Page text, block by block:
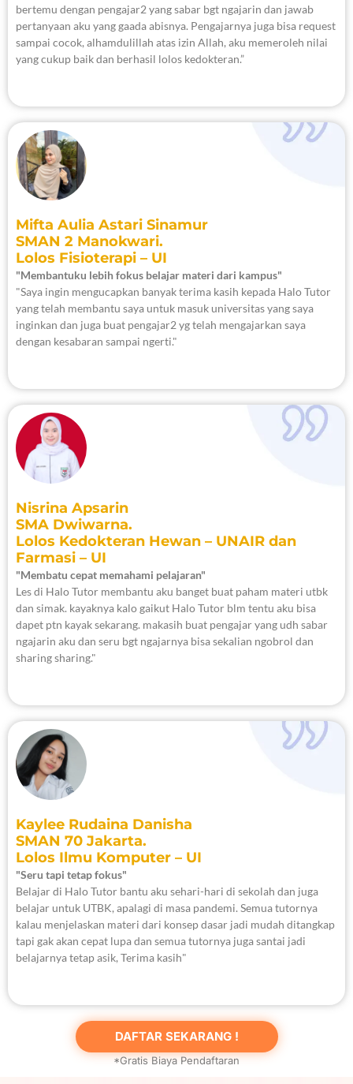
bertemu dengan pengajar2 yang sabar bgt ngajarin dan jawab
pertanyaan aku yang gaada abisnya. Pengajarnya juga bisa request
sampai cocok, alhamdulillah atas izin Allah, aku memeroleh nilai
yang cukup baik dan berhasil lolos kedokteran.”
Mifta Aulia Astari Sinamur
SMAN 2 Manokwari.
Lolos Fisioterapi – UI
"Membantuku lebih fokus belajar materi dari kampus"
"Saya ingin mengucapkan banyak terima kasih kepada Halo Tutor
yang telah membantu saya untuk masuk universitas yang saya
inginkan dan juga buat pengajar2 yg telah mengajarkan saya
dengan kesabaran sampai ngerti."
Nisrina Apsarin
SMA Dwiwarna.
Lolos Kedokteran Hewan – UNAIR dan
Farmasi – UI
"Membatu cepat memahami pelajaran"
Les di Halo Tutor membantu aku banget buat paham materi utbk
dan simak. kayaknya kalo gaikut Halo Tutor blm tentu aku bisa
dapet ptn kayak sekarang. makasih buat pengajar yang udh sabar
ngajarin aku dan seru bgt ngajarnya bisa sekalian ngobrol dan
sharing sharing."
Kaylee Rudaina Danisha
SMAN 70 Jakarta.
Lolos Ilmu Komputer – UI
"Seru tapi tetap fokus"
Belajar di Halo Tutor bantu aku sehari-hari di sekolah dan juga
belajar untuk UTBK, apalagi di masa pandemi. Semua tutornya
kalau menjelaskan materi dari konsep dasar jadi mudah ditangkap
tapi gak akan cepat lupa dan semua tutornya juga santai jadi
belajarnya tetap asik, Terima kasih"
DAFTAR SEKARANG !
*Gratis Biaya Pendaftaran